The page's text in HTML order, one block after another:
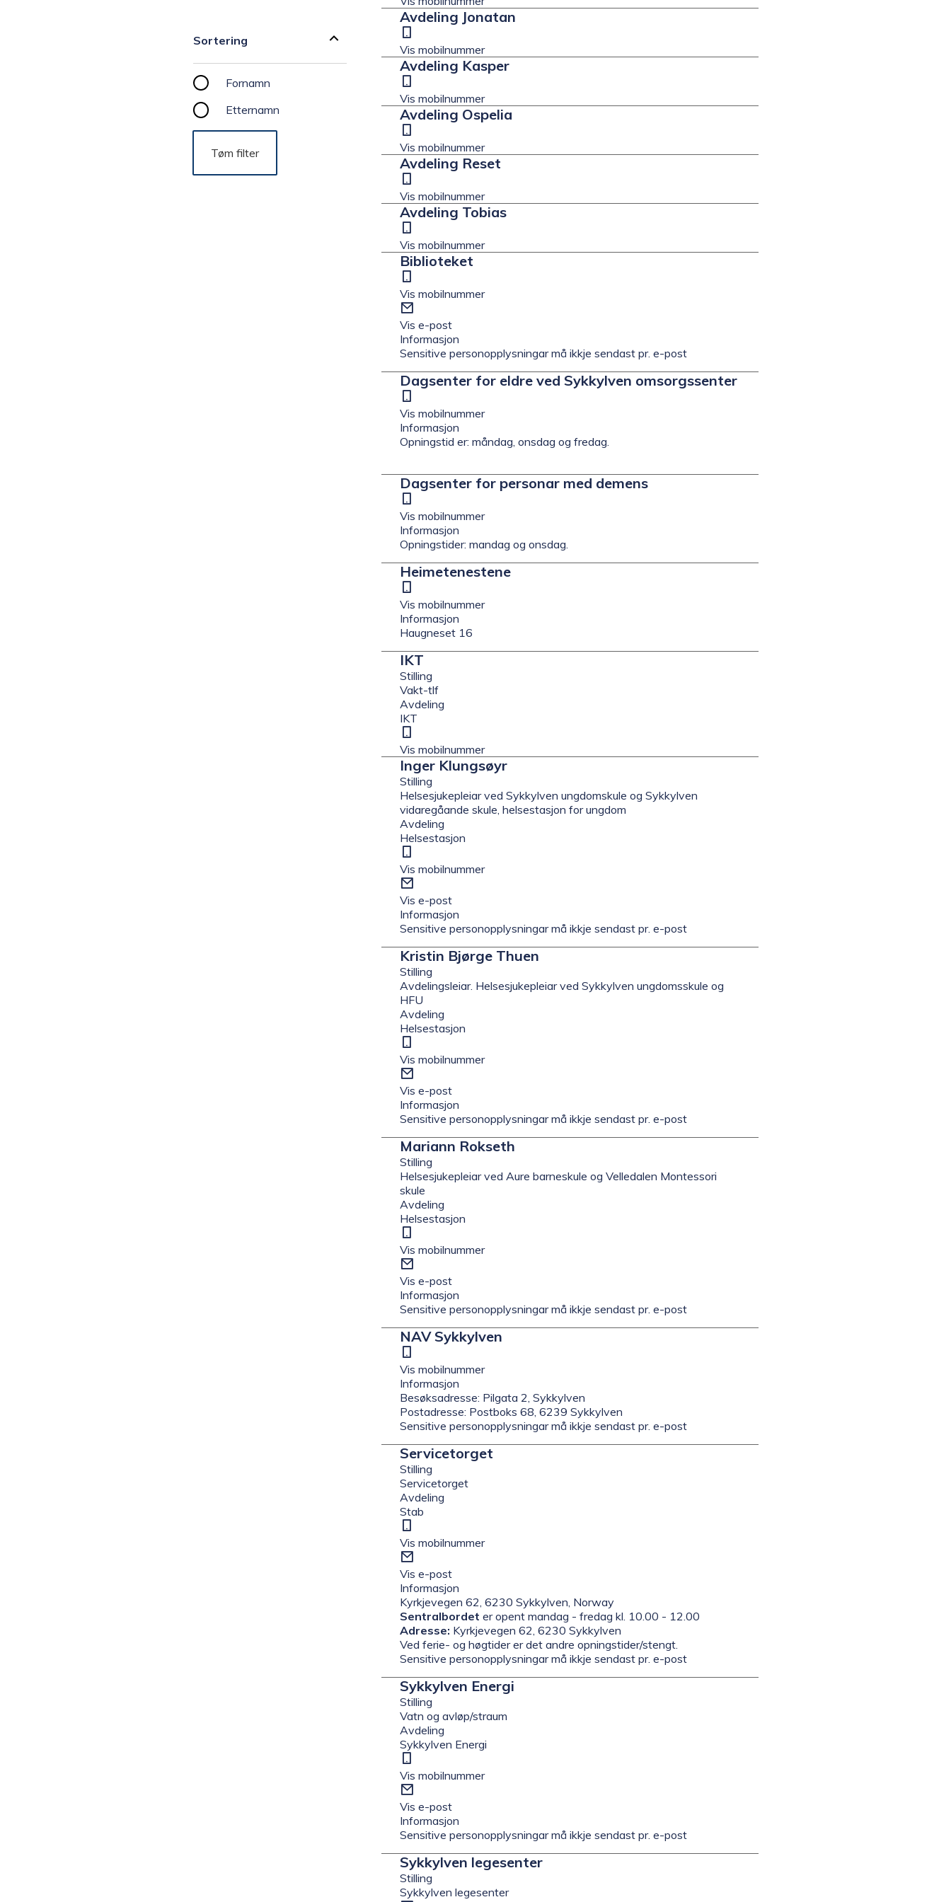
Sortering
Fornamn
Etternamn
Tøm filter
Avdeling Jonatan
Vis mobilnummer
Avdeling Kasper
Vis mobilnummer
Avdeling Ospelia
Vis mobilnummer
Avdeling Reset
Vis mobilnummer
Avdeling Tobias
Vis mobilnummer
Biblioteket
Vis mobilnummer
post
Vis e-post
Informasjon
Sensitive personopplysningar må ikkje sendast pr. e-post
Dagsenter for eldre ved Sykkylven omsorgssenter
Vis mobilnummer
Informasjon
Opningstid er: måndag, onsdag og fredag.
Dagsenter for personar med demens
Vis mobilnummer
Informasjon
Opningstider: mandag og onsdag.
Heimetenestene
Vis mobilnummer
Informasjon
Haugneset 16
IKT
Stilling
Vakt-tlf
Avdeling
IKT
Vis mobilnummer
Inger Klungsøyr
Stilling
Helsesjukepleiar ved Sykkylven ungdomskule og Sykkylven
vidaregåande skule, helsestasjon for ungdom
Avdeling
Helsestasjon
Vis mobilnummer
post
Vis e-post
Informasjon
Sensitive personopplysningar må ikkje sendast pr. e-post
Kristin Bjørge Thuen
Stilling
Avdelingsleiar. Helsesjukepleiar ved Sykkylven ungdomsskule og
HFU
Avdeling
Helsestasjon
Vis mobilnummer
post
Vis e-post
Informasjon
Sensitive personopplysningar må ikkje sendast pr. e-post
Mariann Rokseth
Stilling
Helsesjukepleiar ved Aure barneskule og Velledalen Montessori
skule
Avdeling
Helsestasjon
Vis mobilnummer
post
Vis e-post
Informasjon
Sensitive personopplysningar må ikkje sendast pr. e-post
NAV Sykkylven
Vis mobilnummer
Informasjon
Besøksadresse: Pilgata 2, Sykkylven
Postadresse: Postboks 68, 6239 Sykkylven
Sensitive personopplysningar må ikkje sendast pr. e-post
Servicetorget
Stilling
Servicetorget
Avdeling
Stab
Vis mobilnummer
post
Vis e-post
Informasjon
Kyrkjevegen 62, 6230 Sykkylven, Norway
Sentralbordet er opent mandag - fredag kl. 10.00 - 12.00
Adresse: Kyrkjevegen 62, 6230 Sykkylven
Ved ferie- og høgtider er det andre opningstider/stengt.
Sensitive personopplysningar må ikkje sendast pr. e-post
Sykkylven Energi
Stilling
Vatn og avløp/straum
Avdeling
Sykkylven Energi
Vis mobilnummer
post
Vis e-post
Informasjon
Sensitive personopplysningar må ikkje sendast pr. e-post
Sykkylven legesenter
Stilling
Sykkylven legesenter